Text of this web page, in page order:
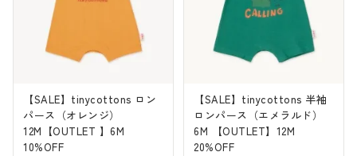
【SALE】tinycottons ロン
パース（オレンジ）
12M【OUTLET 】6M
10%OFF
【SALE】tinycottons 半袖
ロンパース（エメラルド）
6M 【OUTLET】12M
20%OFF